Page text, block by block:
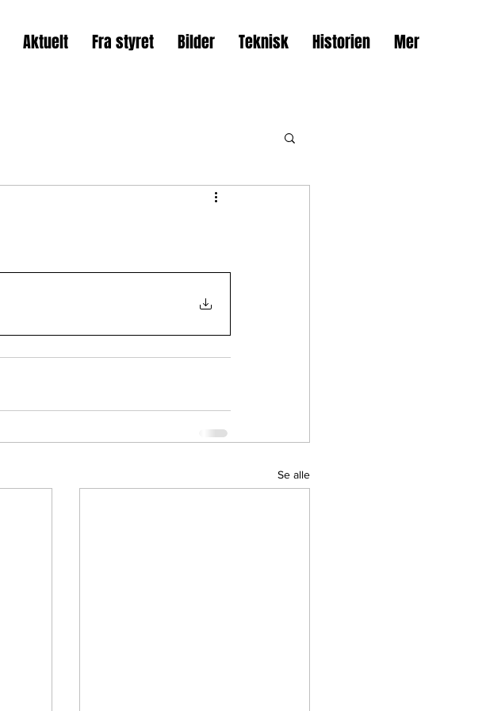
Aktuelt Fra styret Bilder Teknisk Historien Mer
Se alle